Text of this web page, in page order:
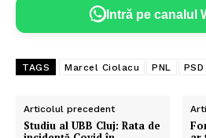
Intră pe canalul
TAGS Marcel Ciolacu PNL PSD
Articolul precedent
Studiu al UBB Cluj: Rata de